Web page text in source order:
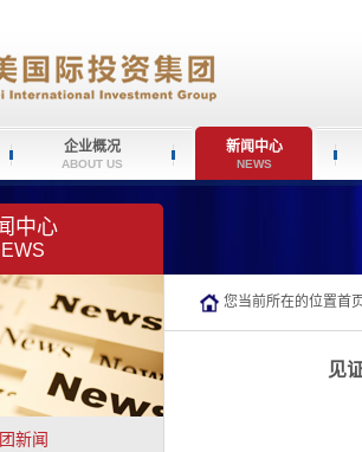
企业概况
ABOUT US
新闻中心
NEWS
中心
新闻
您当前所在的位置首
见